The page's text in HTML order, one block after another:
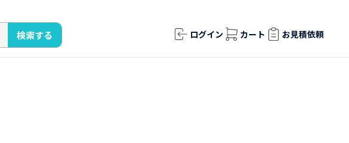
検索する
ログイン カート お見積依頼